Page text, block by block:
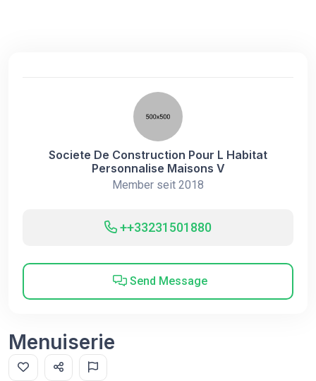
Societe De Construction Pour L Habitat
Personnalise Maisons V
Member seit 2018
++33231501880
Send Message
Menuiserie